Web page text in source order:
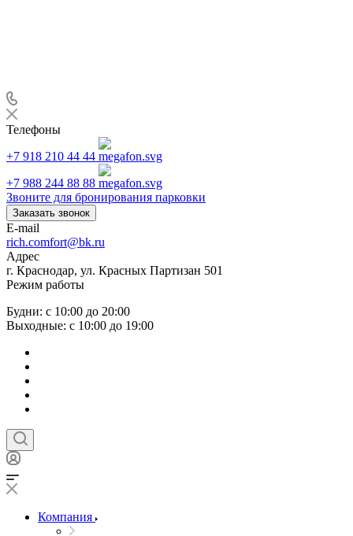
Телефоны
+7 918 210 44 44
+7 988 244 88 88
Звоните для бронирования парковки
Заказать звонок
E-mail
rich.comfort@bk.ru
Адрес
г. Краснодар, ул. Красных Партизан 501
Режим работы
Будни: с 10:00 до 20:00
Выходные: с 10:00 до 19:00
Компания